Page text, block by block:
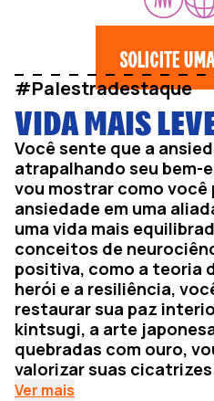
SOLICITE
#Palestradestaque
VIDA MAIS
Você sente que a
atrapalhando seu bem-
vou mostrar como
ansiedade em uma
uma vida mais
conceitos de
positiva, como a teoria
herói e a resiliência,
restaurar sua paz
kintsugi, a arte
quebradas com ouro,
valorizar suas
Ver mais